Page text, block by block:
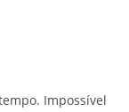
Impossível